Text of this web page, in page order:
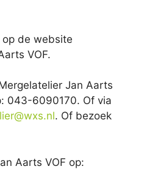
de website
VOF.
Jan Aarts
043-6090170. Of via
. Of bezoek
Aarts VOF op: